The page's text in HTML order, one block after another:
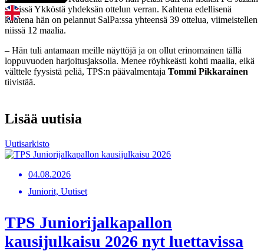
riveissä Ykköstä yhdeksän ottelun verran. Kahtena edellisenä
kautena hän on pelannut SalPa:ssa yhteensä 39 ottelua, viimeistellen
niissä 12 maalia.
– Hän tuli antamaan meille näyttöjä ja on ollut erinomainen tällä
loppuvuoden harjoitusjaksolla. Menee röyhkeästi kohti maalia, eikä
välttele fyysistä peliä, TPS:n päävalmentaja Tommi Pikkarainen
tiivistää.
Lisää uutisia
Uutisarkisto
04.08.2026
Juniorit, Uutiset
TPS Juniorijalkapallon
kausijulkaisu 2026 nyt luettavissa